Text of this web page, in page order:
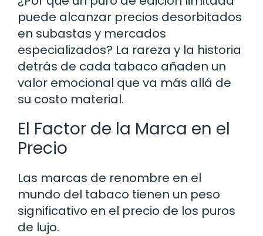
puede alcanzar precios desorbitados
en subastas y mercados
especializados? La rareza y la historia
detrás de cada tabaco añaden un
valor emocional que va más allá de
su costo material.
El Factor de la Marca en el
Precio
Las marcas de renombre en el
mundo del tabaco tienen un peso
significativo en el precio de los puros
de lujo.